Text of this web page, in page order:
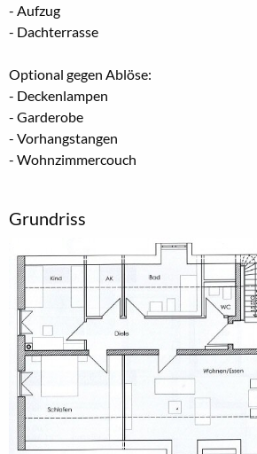
- Aufzug
- Dachterrasse
Optional gegen Ablöse:
- Deckenlampen
- Garderobe
- Vorhangstangen
- Wohnzimmercouch
Grundriss